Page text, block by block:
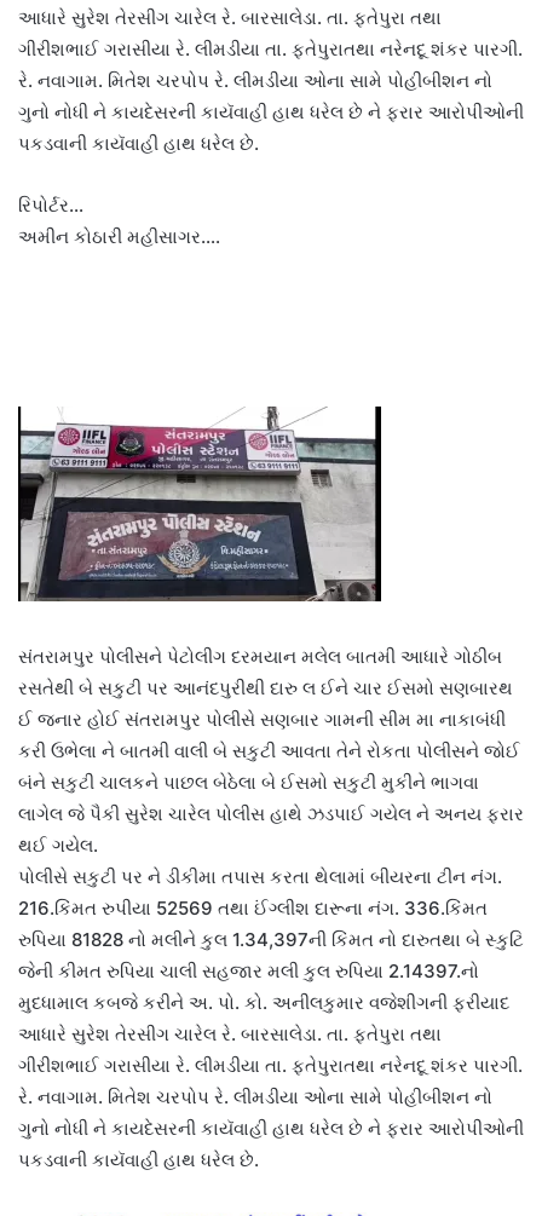
આધારે સુરેશ તેરસીગ ચારેલ રે. બારસાલેડા. તા. ફતેપુરા તથા
ગીરીશભાઈ ગરાસીયા રે. લીમડીયા તા. ફતેપુરાતથા નરેનદૂ શંકર પારગી.
રે. નવાગામ. મિતેશ ચરપોપ રે. લીમડીયા ઓના સામે પોહીબીશન નો
ગુનો નોધી ને કાયદેસરની કાયૅવાહી હાથ ધરેલ છે ને ફરાર આરોપીઓની
પકડવાની કાયૅવાહી હાથ ધરેલ છે.
રિપોર્ટર…
અમીન કોઠારી મહીસાગર….
સંતરામપુર પોલીસને પેટોલીગ દરમયાન મલેલ બાતમી આધારે ગોઠીબ
રસતેથી બે સકુટી પર આનંદપુરીથી દારુ લ ઈને ચાર ઈસમો સણબારથ
ઈ જનાર હોઈ સંતરામપુર પોલીસે સણબાર ગામની સીમ મા નાકાબંધી
કરી ઉભેલા ને બાતમી વાલી બે સકુટી આવતા તેને રોકતા પોલીસને જોઈ
બંને સકુટી ચાલકને પાછલ બેઠેલા બે ઈસમો સકુટી મુકીને ભાગવા
લાગેલ જે પૈકી સુરેશ ચારેલ પોલીસ હાથે ઝડપાઈ ગયેલ ને અનય ફરાર
થઈ ગયેલ.
પોલીસે સકુટી પર ને ડીકીમા તપાસ કરતા થેલામાં બીયરના ટીન નંગ.
216.કિંમત રુપીયા 52569 તથા ઈંગ્લીશ દારૂના નંગ. 336.કિંમત
રુપિયા 81828 નો મલીને કુલ 1.34,397ની કિંમત નો દારુતથા બે સ્કુટિ
જેની કીમત રુપિયા ચાલી સહજાર મલી કુલ રુપિયા 2.14397.નો
મુદધામાલ કબજે કરીને અ. પો. કો. અનીલકુમાર વજેશીગની ફરીયાદ
આધારે સુરેશ તેરસીગ ચારેલ રે. બારસાલેડા. તા. ફતેપુરા તથા
ગીરીશભાઈ ગરાસીયા રે. લીમડીયા તા. ફતેપુરાતથા નરેનદૂ શંકર પારગી.
રે. નવાગામ. મિતેશ ચરપોપ રે. લીમડીયા ઓના સામે પોહીબીશન નો
ગુનો નોધી ને કાયદેસરની કાયૅવાહી હાથ ધરેલ છે ને ફરાર આરોપીઓની
પકડવાની કાયૅવાહી હાથ ધરેલ છે.